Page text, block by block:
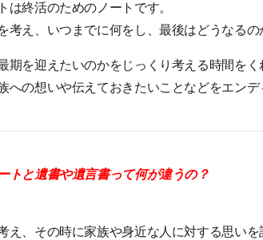
は終活のためのノートです。
考え、いつまでに何をし、最後はどうなるの
期を迎えたいのかをじっくり考える時間を
への想いや伝えておきたいことなどをエン
トと遺書や遺言書って何が違うの？
え、その時に家族や身近な人に対する思いを